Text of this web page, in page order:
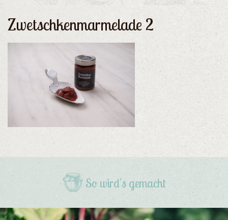
Zwetschkenmarmelade 2
So wird's gemacht